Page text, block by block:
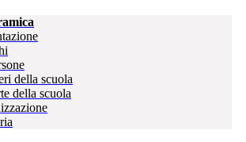
della scuola
della scuola